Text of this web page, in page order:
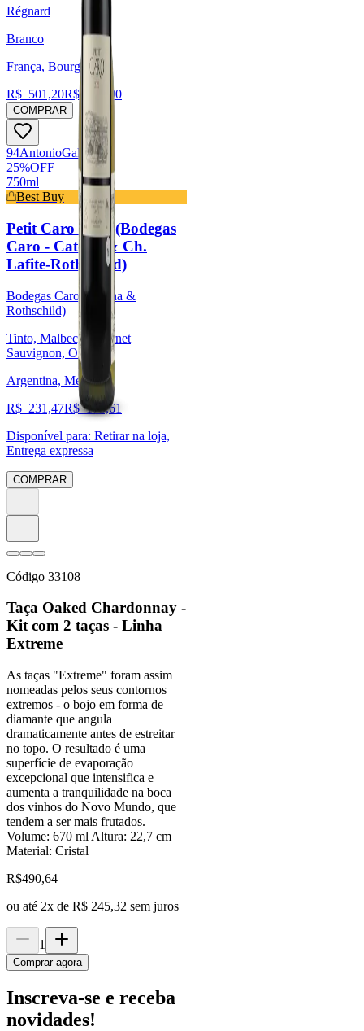
Régnard
Branco
França, Bourgogne
R$ 501,20R$ 375,90
COMPRAR
94AntonioGalloni
25%OFF
750ml
Best Buy
Petit Caro 2022 (Bodegas
Caro - Catena & Ch.
Lafite-Rothschild)
Bodegas Caro (Catena &
Rothschild)
Tinto, Malbec, Cabernet
Sauvignon, Outras
Argentina, Mendoza
R$ 231,47R$ 173,61
Disponível para: Retirar na loja,
Entrega expressa
COMPRAR
Código 33108
Taça Oaked Chardonnay -
Kit com 2 taças - Linha
Extreme
As taças "Extreme" foram assim
nomeadas pelos seus contornos
extremos - o bojo em forma de
diamante que angula
dramaticamente antes de estreitar
no topo. O resultado é uma
superfície de evaporação
excepcional que intensifica e
aumenta a tranquilidade na boca
dos vinhos do Novo Mundo, que
tendem a ser mais frutados.
Volume: 670 ml Altura: 22,7 cm
Material: Cristal
R$490,64
ou até 2x de R$ 245,32 sem juros
1
Comprar agora
Inscreva-se e receba
novidades!